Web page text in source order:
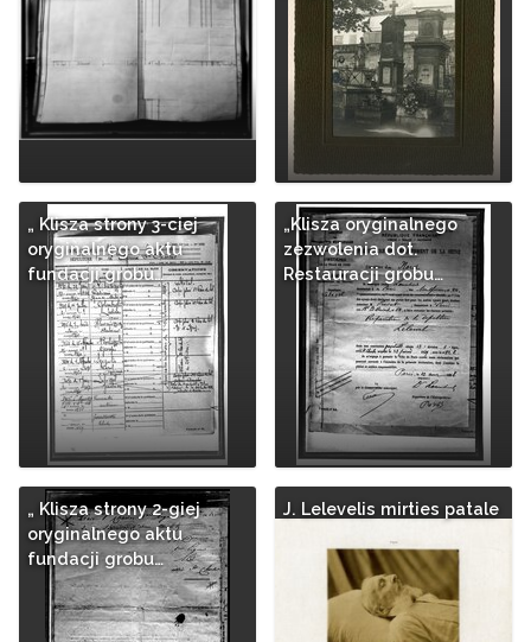
„ Klisza strony 3-ciej
oryginalnego aktu
fundacji grobu…
„Klisza oryginalnego
zezwolenia dot.
Restauracji grobu…
„ Klisza strony 2-giej
oryginalnego aktu
fundacji grobu…
J. Lelevelis mirties patale